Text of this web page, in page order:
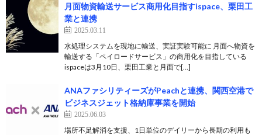
月面物資輸送サービス商用化目指すispace、栗田工
業と連携
2025.03.11
水処理システムを現地に輸送、実証実験可能に 月面へ物資を
輸送する「ペイロードサービス」の商用化を目指している
ispaceは3月10日、栗田工業と月面で[…]
ANAファシリティーズがPeachと連携、関西空港で
ビジネスジェット格納庫事業を開始
2025.06.03
場所不足解消を支援、1日単位のデイリーから長期の利用も